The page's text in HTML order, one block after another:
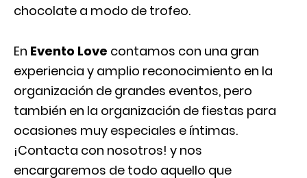
chocolate a modo de trofeo.
En Evento Love contamos con una gran
experiencia y amplio reconocimiento en la
organización de grandes eventos, pero
también en la organización de fiestas para
ocasiones muy especiales e íntimas.
¡Contacta con nosotros! y nos
encargaremos de todo aquello que